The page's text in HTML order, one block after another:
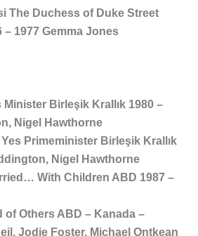
The Duchess of Duke Street
– 1977 Gemma Jones
Minister Birleşik Krallık 1980 –
Nigel Hawthorne
Primeminister Birleşik Krallık
Nigel Hawthorne
With Children ABD 1987 –
of Others ABD – Kanada –
Jodie Foster, Michael Ontkean